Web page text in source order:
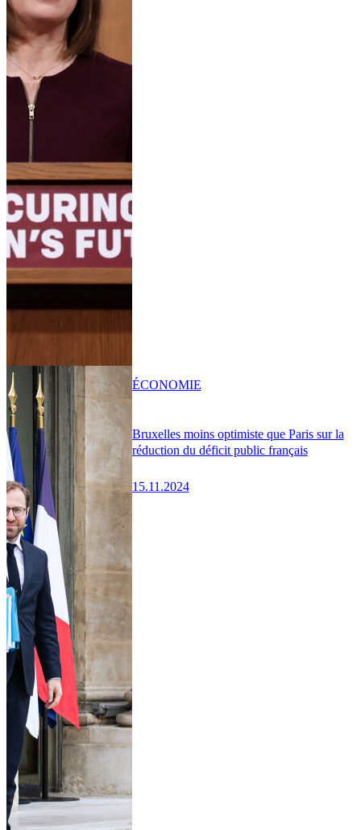
Bruxelles moins optimiste que Paris sur la
réduction du déficit public français
15.11.2024
ÉCONOMIE